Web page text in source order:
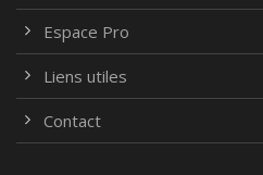
Espace Pro
Liens utiles
Contact